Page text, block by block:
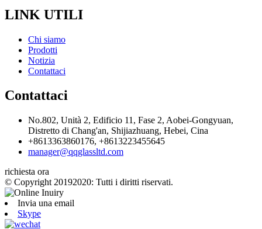
LINK UTILI
Chi siamo
Prodotti
Notizia
Contattaci
Contattaci
No.802, Unità 2, Edificio 11, Fase 2, Aobei-Gongyuan,
Distretto di Chang'an, Shijiazhuang, Hebei, Cina
+8613363860176, +8613223455645
manager@qqglassltd.com
richiesta ora
© Copyright 20192020: Tutti i diritti riservati.
Invia una email
Skype